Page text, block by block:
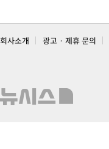
회사소개 광고 · 제휴 문의